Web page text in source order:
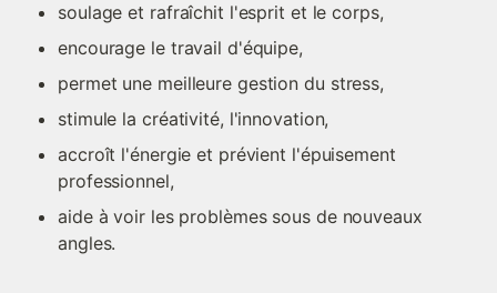
soulage et rafraîchit l'esprit et le corps,
encourage le travail d'équipe,
permet une meilleure gestion du stress,
stimule la créativité, l'innovation,
accroît l'énergie et prévient l'épuisement
professionnel,
aide à voir les problèmes sous de nouveaux
angles.